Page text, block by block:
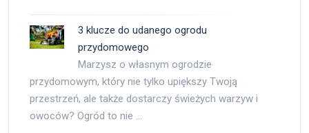
3 klucze do udanego ogrodu
przydomowego
Marzysz o własnym ogrodzie
przydomowym, który nie tylko upiększy Twoją
przestrzeń, ale także dostarczy świeżych warzyw i
owoców? Ogród to nie …